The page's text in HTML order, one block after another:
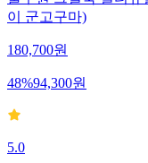
풀무원 그릴쿡 멀티듀
이 군고구마)
180,700원
48%94,300원
5.0